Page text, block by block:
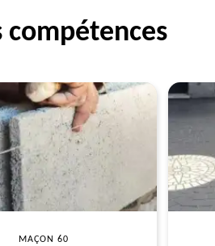
compétences
MAÇON 60